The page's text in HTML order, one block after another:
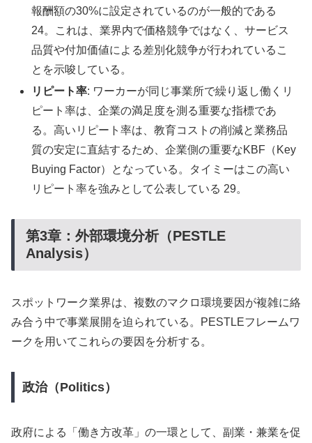
報酬額の30%に設定されているのが一般的である
24。これは、業界内で価格競争ではなく、サービス
品質や付加価値による差別化競争が行われているこ
とを示唆している。
リピート率: ワーカーが同じ事業所で繰り返し働くリ
ピート率は、企業の満足度を測る重要な指標であ
る。高いリピート率は、教育コストの削減と業務品
質の安定に直結するため、企業側の重要なKBF（Key
Buying Factor）となっている。タイミーはこの高い
リピート率を強みとして公表している 29。
第3章：外部環境分析（PESTLE
Analysis）
スポットワーク業界は、複数のマクロ環境要因が複雑に絡
み合う中で事業展開を迫られている。PESTLEフレームワ
ークを用いてこれらの要因を分析する。
政治（Politics）
政府による「働き方改革」の一環として、副業・兼業を促